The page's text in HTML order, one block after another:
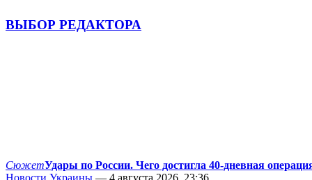
ВЫБОР РЕДАКТОРА
СюжетУдары по России. Чего достигла 40-дневная